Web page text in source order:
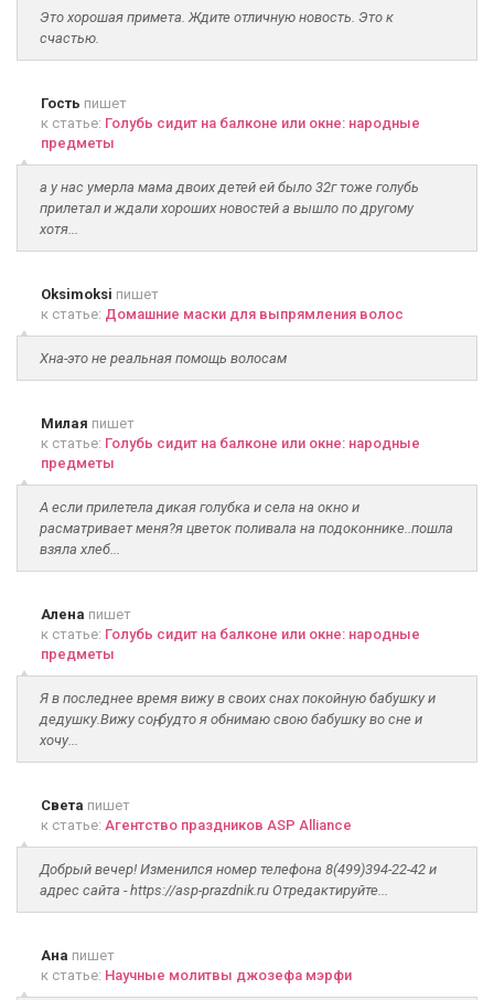
Это хорошая примета. Ждите отличную новость. Это к
счастью.
Гость пишет
к статье: Голубь сидит на балконе или окне: народные
предметы
а у нас умерла мама двоих детей ей было 32г тоже голубь
прилетал и ждали хороших новостей а вышло по другому
хотя...
Oksimoksi пишет
к статье: Домашние маски для выпрямления волос
Хна-это не реальная помощь волосам
Милая пишет
к статье: Голубь сидит на балконе или окне: народные
предметы
А если прилетела дикая голубка и села на окно и
расматривает меня?я цветок поливала на подоконнике..пошла
взяла хлеб...
Алена пишет
к статье: Голубь сидит на балконе или окне: народные
предметы
Я в последнее время вижу в своих снах покойную бабушку и
дедушку.Вижу соң, будто я обнимаю свою бабушку во сне и
хочу...
Света пишет
к статье: Агентство праздников ASP Alliance
Добрый вечер! Изменился номер телефона 8(499)394-22-42 и
адрес сайта - https://asp-prazdnik.ru Отредактируйте...
Ана пишет
к статье: Научные молитвы джозефа мэрфи